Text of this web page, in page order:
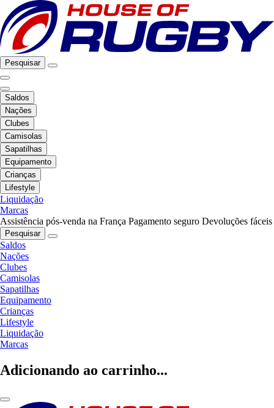
Pesquisar
Saldos
Nações
Clubes
Camisolas
Sapatilhas
Equipamento
Crianças
Lifestyle
Liquidação
Marcas
Assistência pós-venda na França Pagamento seguro Devoluções fáceis
Pesquisar
Saldos
Nações
Clubes
Camisolas
Sapatilhas
Equipamento
Crianças
Lifestyle
Liquidação
Marcas
Adicionando ao carrinho...